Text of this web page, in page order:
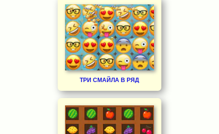
ТРИ СМАЙЛА В РЯД